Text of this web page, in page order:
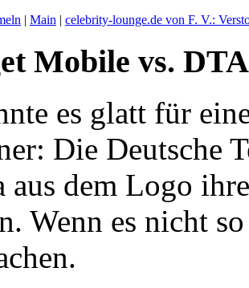
| Main | celebrity-lounge.de von F. V.:
Mobile vs.
es glatt für
Die Deutsche
aus dem Logo
Wenn es nicht